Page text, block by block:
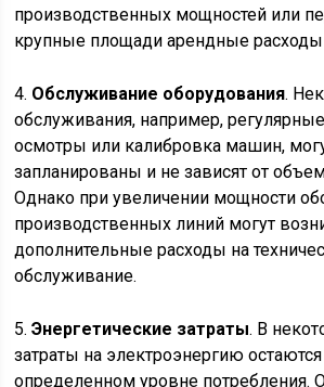
производственных мощностей или
крупные площади арендные расходы
4. Обслуживание оборудования.
обслуживания, например,
осмотры или калибровка машин,
запланированы и не зависят от
Однако при увеличении мощности
производственных линий могут
дополнительные расходы на
обслуживание.
5.Энергетические затраты. В
затраты на электроэнергию
определенном уровне потребления.